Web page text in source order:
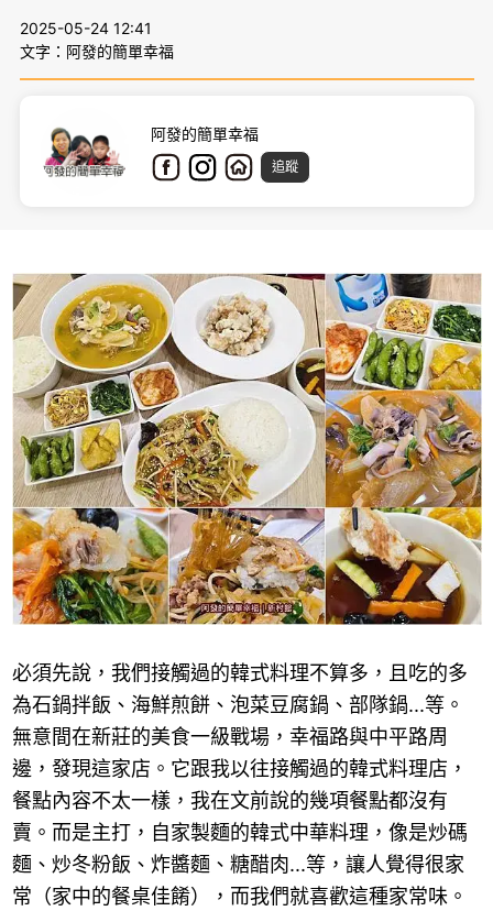
2025-05-24 12:41
文字：阿發的簡單幸福
阿發的簡單幸福
追蹤
必須先說，我們接觸過的韓式料理不算多，且吃的多
為石鍋拌飯、海鮮煎餅、泡菜豆腐鍋、部隊鍋...等。
無意間在新莊的美食一級戰場，幸福路與中平路周
邊，發現這家店。它跟我以往接觸過的韓式料理店，
餐點內容不太一樣，我在文前說的幾項餐點都沒有
賣。而是主打，自家製麵的韓式中華料理，像是炒碼
麵、炒冬粉飯、炸醬麵、糖醋肉...等，讓人覺得很家
常（家中的餐桌佳餚），而我們就喜歡這種家常味。